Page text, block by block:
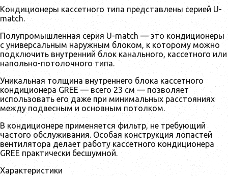
Кондиционеры кассетного типа представлены серией U-
match.
Полупромышленная серия U-match — это кондиционеры
с универсальным наружным блоком, к которому можно
подключить внутренний блок канального, кассетного или
напольно-потолочного типа.
Уникальная толщина внутреннего блока кассетного
кондиционера GREE — всего 23 см — позволяет
использовать его даже при минимальных расстояниях
между подвесным и основным потолком.
В кондиционере применяется фильтр, не требующий
частого обслуживания. Особая конструкция лопастей
вентилятора делает работу кассетного кондиционера
GREE практически бесшумной.
Характеристики